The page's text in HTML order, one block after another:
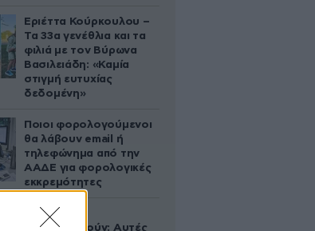
Εριέττα Κούρκουλου –
Τα 33α γενέθλια και τα
φιλιά με τον Βύρωνα
Βασιλειάδη: «Καμία
στιγμή ευτυχίας
δεδομένη»
Ποιοι φορολογούμενοι
θα λάβουν email ή
τηλεφώνημα από την
ΑΑΔΕ για φορολογικές
εκκρεμότητες
Ογκολόγοι
προειδοποιούν: Αυτές